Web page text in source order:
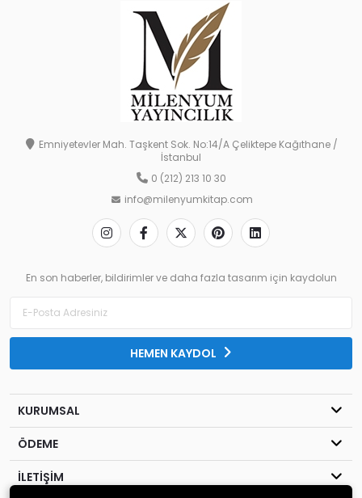
Emniyetevler Mah. Taşkent Sok. No:14/A Çeliktepe Kağıthane /
İstanbul
0 (212) 213 10 30
info@milenyumkitap.com
En son haberler, bildirimler ve daha fazla tasarım için kaydolun
HEMEN KAYDOL
KURUMSAL
ÖDEME
İLETİŞİM